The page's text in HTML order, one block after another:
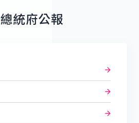
總統府公報